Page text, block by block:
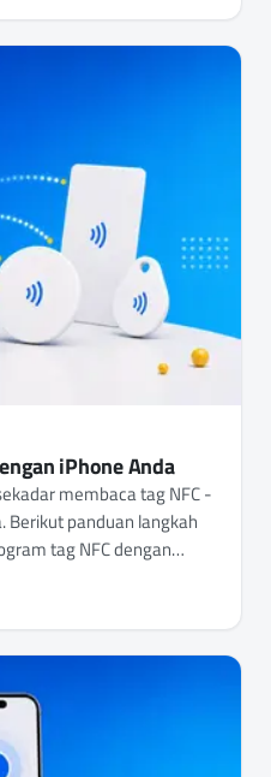
iPhone Anda
membaca tag NFC -
Berikut panduan langkah
tag NFC dengan
tag yang tepat hingga